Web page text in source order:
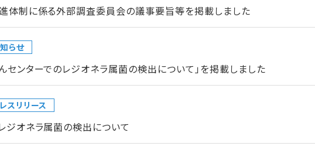
体制に係る外部調査委員会の議事要旨等を掲載しました
らせ
センターでのレジオネラ属菌の検出について」を掲載しました
スリリース
ジオネラ属菌の検出について